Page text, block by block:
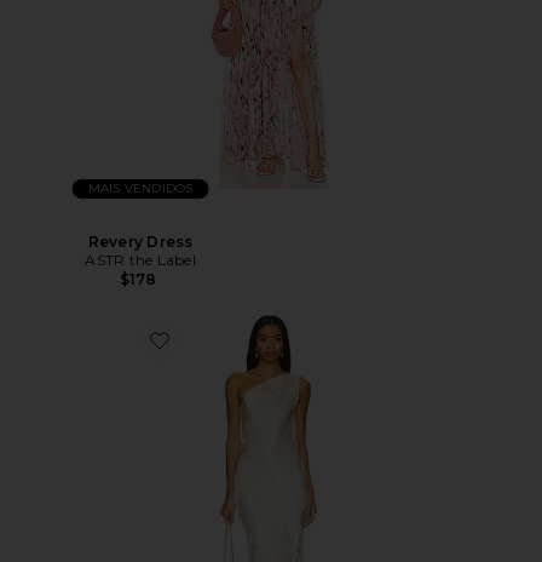
MAIS VENDIDOS
Revery Dress
ASTR the Label
$178